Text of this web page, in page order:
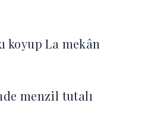
koyup La mekân
menzil tutalı